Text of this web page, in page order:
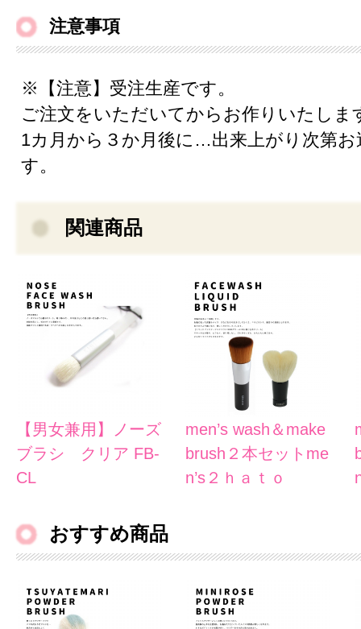
注意事項
※【注意】受注生産です。
ご注文をいただいてからお作りいたしま
1カ月から３か月後に…出来上がり次第
す。
関連商品
【男女兼用】ノーズ
ブラシ クリア FB-
CL
men’s wash＆make
brush２本セットme
n’s２ｈａｔｏ
おすすめ商品